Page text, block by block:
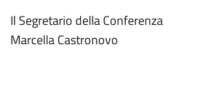
Il Segretario della Conferenza
Marcella Castronovo